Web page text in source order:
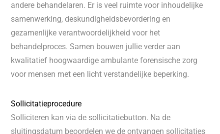
andere behandelaren. Er is veel ruimte voor inhoudelijke
samenwerking, deskundigheidsbevordering en
gezamenlijke verantwoordelijkheid voor het
behandelproces. Samen bouwen jullie verder aan
kwalitatief hoogwaardige ambulante forensische zorg
voor mensen met een licht verstandelijke beperking.
Sollicitatieprocedure
Solliciteren kan via de sollicitatiebutton. Na de
sluitingsdatum beoordelen we de ontvangen sollicitaties